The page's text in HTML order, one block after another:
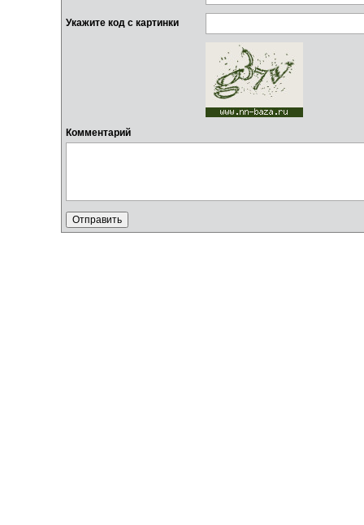
Укажите код с картинки
Комментарий